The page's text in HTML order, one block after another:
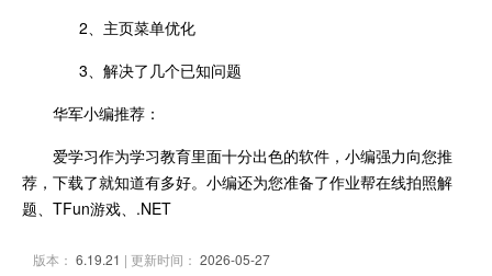
2、主页菜单优化
3、解决了几个已知问题
华军小编推荐：
爱学习作为学习教育里面十分出色的软件，小编强力向您推
荐，下载了就知道有多好。小编还为您准备了作业帮在线拍照解
题、TFun游戏、.NET
版本： 6.19.21 | 更新时间： 2026-05-27